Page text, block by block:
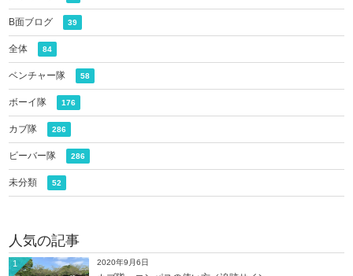
B面ブログ 39
全体 84
ベンチャー隊 58
ボーイ隊 176
カブ隊 286
ビーバー隊 286
未分類 52
人気の記事
2020年9月6日
1